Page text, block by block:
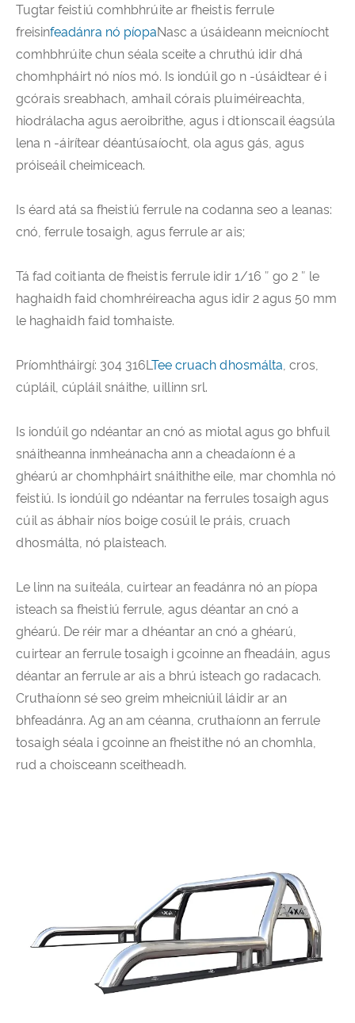
Tugtar feistiú comhbhrúite ar fheistis ferrule
freisinfeadánra nó píopaNasc a úsáideann meicníocht
comhbhrúite chun séala sceite a chruthú idir dhá
chomhpháirt nó níos mó. Is iondúil go n -úsáidtear é i
gcórais sreabhach, amhail córais pluiméireachta,
hiodrálacha agus aeroibrithe, agus i dtionscail éagsúla
lena n -áirítear déantúsaíocht, ola agus gás, agus
próiseáil cheimiceach.
Is éard atá sa fheistiú ferrule na codanna seo a leanas:
cnó, ferrule tosaigh, agus ferrule ar ais;
Tá fad coitianta de fheistis ferrule idir 1/16 ″ go 2 ″ le
haghaidh faid chomhréireacha agus idir 2 agus 50 mm
le haghaidh faid tomhaiste.
Príomhtháirgí: 304 316LTee cruach dhosmálta, cros,
cúpláil, cúpláil snáithe, uillinn srl.
Is iondúil go ndéantar an cnó as miotal agus go bhfuil
snáitheanna inmheánacha ann a cheadaíonn é a
ghéarú ar chomhpháirt snáithithe eile, mar chomhla nó
feistiú. Is iondúil go ndéantar na ferrules tosaigh agus
cúil as ábhair níos boige cosúil le práis, cruach
dhosmálta, nó plaisteach.
Le linn na suiteála, cuirtear an feadánra nó an píopa
isteach sa fheistiú ferrule, agus déantar an cnó a
ghéarú. De réir mar a dhéantar an cnó a ghéarú,
cuirtear an ferrule tosaigh i gcoinne an fheadáin, agus
déantar an ferrule ar ais a bhrú isteach go radacach.
Cruthaíonn sé seo greim mheicniúil láidir ar an
bhfeadánra. Ag an am céanna, cruthaíonn an ferrule
tosaigh séala i gcoinne an fheistithe nó an chomhla,
rud a choisceann sceitheadh.